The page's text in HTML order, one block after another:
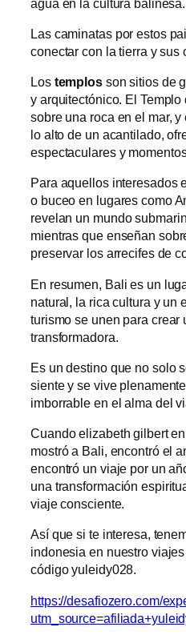
agua en la cultura balinesa.
Las caminatas por estos
conectar con la tierra y sus
Los templosson sitios de
y arquitectónico. El Templo
sobre una roca en el mar,
lo alto de un acantilado,
espectaculares y
Para aquellos interesados
o buceo en lugares como
revelan un mundo
mientras que enseñan
preservar los arrecifes de
En resumen, Bali es un
natural, la rica cultura y un
turismo se unen para crear
transformadora.
Es un destino que no solo
siente y se vive
imborrable en el alma del
Cuando elizabeth gilbert
mostró a Bali, encontró el
encontró un viaje por un
una transformación
viaje consciente.
Así que si te interesa,
indonesia en nuestro
código yuleidy028.
https://desafiozero.com/